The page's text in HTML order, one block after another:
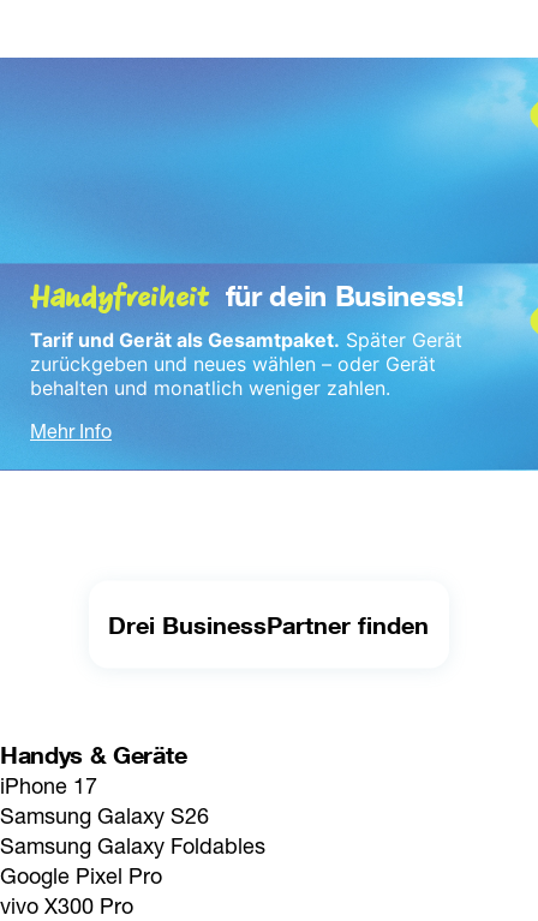
Handyfreiheit für dein Business!
Tarif und Gerät als Gesamtpaket. Später Gerät
zurückgeben und neues wählen – oder Gerät
behalten und monatlich weniger zahlen.
Mehr Info
Drei BusinessPartner finden
Handys & Geräte
iPhone 17
Samsung Galaxy S26
Samsung Galaxy Foldables
Google Pixel Pro
vivo X300 Pro